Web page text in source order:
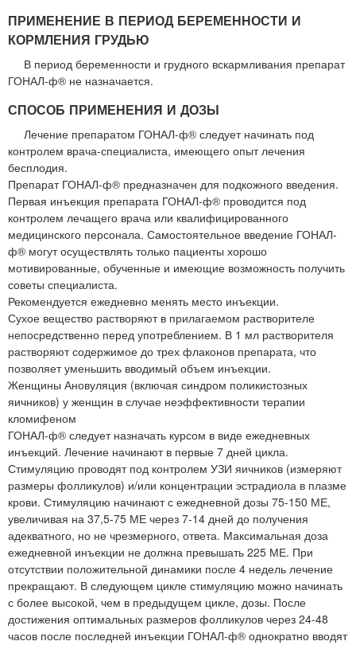
ПРИМЕНЕНИЕ В ПЕРИОД БЕРЕМЕННОСТИ И
КОРМЛЕНИЯ ГРУДЬЮ
В период беременности и грудного вскармливания препарат
ГОНАЛ-ф® не назначается.
СПОСОБ ПРИМЕНЕНИЯ И ДОЗЫ
Лечение препаратом ГОНАЛ-ф® следует начинать под
контролем врача-специалиста, имеющего опыт лечения
бесплодия.
Препарат ГОНАЛ-ф® предназначен для подкожного введения.
Первая инъекция препарата ГОНАЛ-ф® проводится под
контролем лечащего врача или квалифицированного
медицинского персонала. Самостоятельное введение ГОНАЛ-
ф® могут осуществлять только пациенты хорошо
мотивированные, обученные и имеющие возможность получить
советы специалиста.
Рекомендуется ежедневно менять место инъекции.
Сухое вещество растворяют в прилагаемом растворителе
непосредственно перед употреблением. В 1 мл растворителя
растворяют содержимое до трех флаконов препарата, что
позволяет уменьшить вводимый объем инъекции.
Женщины Ановуляция (включая синдром поликистозных
яичников) у женщин в случае неэффективности терапии
кломифеном
ГОНАЛ-ф® следует назначать курсом в виде ежедневных
инъекций. Лечение начинают в первые 7 дней цикла.
Стимуляцию проводят под контролем УЗИ яичников (измеряют
размеры фолликулов) и/или концентрации эстрадиола в плазме
крови. Стимуляцию начинают с ежедневной дозы 75-150 МЕ,
увеличивая на 37,5-75 МЕ через 7-14 дней до получения
адекватного, но не чрезмерного, ответа. Максимальная доза
ежедневной инъекции не должна превышать 225 МЕ. При
отсутствии положительной динамики после 4 недель лечение
прекращают. В следующем цикле стимуляцию можно начинать
с более высокой, чем в предыдущем цикле, дозы. После
достижения оптимальных размеров фолликулов через 24-48
часов после последней инъекции ГОНАЛ-ф® однократно вводят